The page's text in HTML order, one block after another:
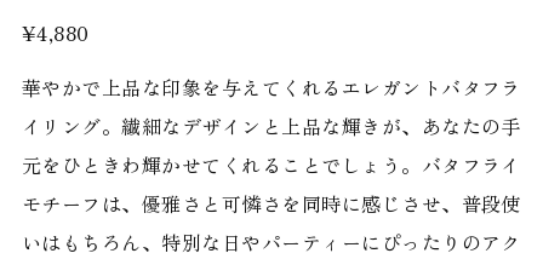
¥4,880
華やかで上品な印象を与えてくれるエレガントバタフラ
イリング。繊細なデザインと上品な輝きが、あなたの手
元をひときわ輝かせてくれることでしょう。バタフライ
モチーフは、優雅さと可憐さを同時に感じさせ、普段使
いはもちろん、特別な日やパーティーにぴったりのアク